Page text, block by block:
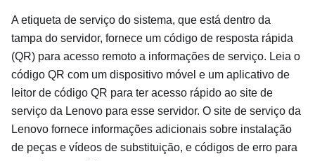
A etiqueta de serviço do sistema, que está dentro da
tampa do servidor, fornece um código de resposta rápida
(QR) para acesso remoto a informações de serviço. Leia o
código QR com um dispositivo móvel e um aplicativo de
leitor de código QR para ter acesso rápido ao site de
serviço da Lenovo para esse servidor. O site de serviço da
Lenovo fornece informações adicionais sobre instalação
de peças e vídeos de substituição, e códigos de erro para